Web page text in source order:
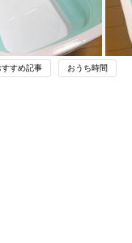
すめ記事 おうち時間